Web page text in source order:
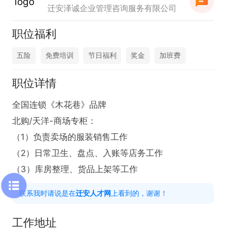
迁安泽诚企业管理咨询服务有限公司
职位福利
五险 免费培训 节日福利 奖金 加班费
职位详情
全国连锁《木花巷》品牌
北购/天洋-商场专柜：
（1）负责卖场的服装销售工作
（2）日常卫生、盘点、入账等店务工作
（3）库房整理、货品上架等工作
联系我时请说是在迁安人才网 上看到的，谢谢！
工作地址